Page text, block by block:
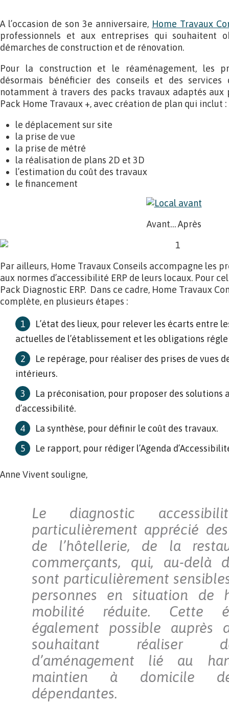
A l’occasion de son 3e anniversaire, Home Travaux
professionnels et aux entreprises qui souhaitent
démarches de construction et de rénovation.
Pour la construction et le réaménagement, les
désormais bénéficier des conseils et des services
notamment à travers des packs travaux adaptés
Pack Home Travaux +, avec création de plan qui inclut :
le déplacement sur site
la prise de vue
la prise de métré
la réalisation de plans 2D et 3D
l’estimation du coût des travaux
le financement
Avant… Après
Par ailleurs, Home Travaux Conseils accompagne les
aux normes d’accessibilité ERP de leurs locaux. Pour
Pack Diagnostic ERP. Dans ce cadre, Home Travaux
complète, en plusieurs étapes :
L’état des lieux, pour relever les écarts entre
actuelles de l’établissement et les obligations
Le repérage, pour réaliser des prises de vues
intérieurs.
La préconisation, pour proposer des solutions
d’accessibilité.
La synthèse, pour définir le coût des travaux.
Le rapport, pour rédiger l’Agenda
Anne Vivent souligne,
Le diagnostic
particulièrement apprécié
de l’hôtellerie, de la
commerçants, qui, au-delà
sont particulièrement
personnes en situation de
mobilité réduite. Cette
également possible auprès
souhaitant réaliser
d’aménagement lié au
maintien à domicile
dépendantes.